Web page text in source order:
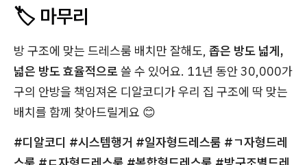
🏷️ 마무리
방 구조에 맞는 드레스룸 배치만 잘해도, 좁은 방도 넓게,
넓은 방도 효율적으로쓸 수 있어요. 11년 동안 30,000가
구의 안방을 책임져온 디알코디가 우리 집 구조에 딱 맞는
배치를 함께 찾아드릴게요 😊
#디알코디 #시스템행거 #일자형드레스룸 #ㄱ자형드레